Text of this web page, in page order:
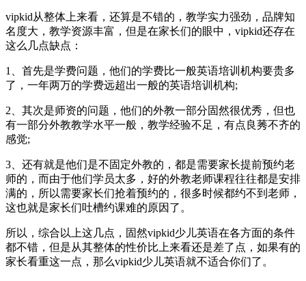
vipkid从整体上来看，还算是不错的，教学实力强劲，品牌知
名度大，教学资源丰富，但是在家长们的眼中，vipkid还存在
这么几点缺点：
1、首先是学费问题，他们的学费比一般英语培训机构要贵多
了，一年两万的学费远超出一般的英语培训机构;
2、其次是师资的问题，他们的外教一部分固然很优秀，但也
有一部分外教教学水平一般，教学经验不足，有点良莠不齐的
感觉;
3、还有就是他们是不固定外教的，都是需要家长提前预约老
师的，而由于他们学员太多，好的外教老师课程往往都是安排
满的，所以需要家长们抢着预约的，很多时候都约不到老师，
这也就是家长们吐槽约课难的原因了。
所以，综合以上这几点，固然vipkid少儿英语在各方面的条件
都不错，但是从其整体的性价比上来看还是差了点，如果有的
家长看重这一点，那么vipkid少儿英语就不适合你们了。